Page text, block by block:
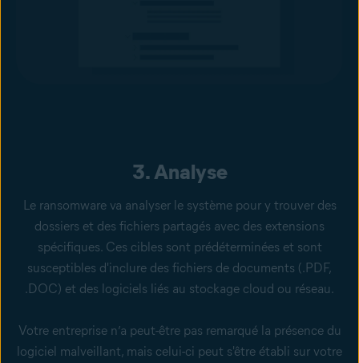
3. Analyse
Le ransomware va analyser le système pour y trouver des
dossiers et des fichiers partagés avec des extensions
spécifiques. Ces cibles sont prédéterminées et sont
susceptibles d'inclure des fichiers de documents (.PDF,
.DOC) et des logiciels liés au stockage cloud ou réseau.
Votre entreprise n’a peut-être pas remarqué la présence du
logiciel malveillant, mais celui-ci peut s'être établi sur votre